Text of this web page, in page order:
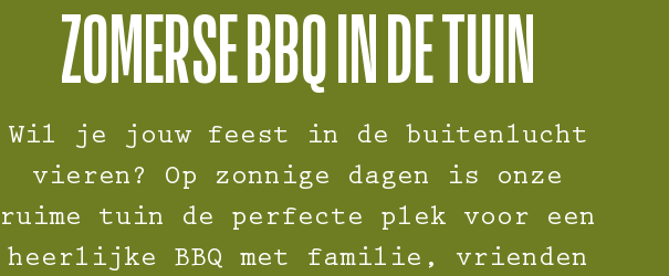
ZOMERSE BBQ IN DE TUIN
Wil je jouw feest in de buitenlucht
vieren? Op zonnige dagen is onze
ruime tuin de perfecte plek voor een
heerlijke BBQ met familie, vrienden